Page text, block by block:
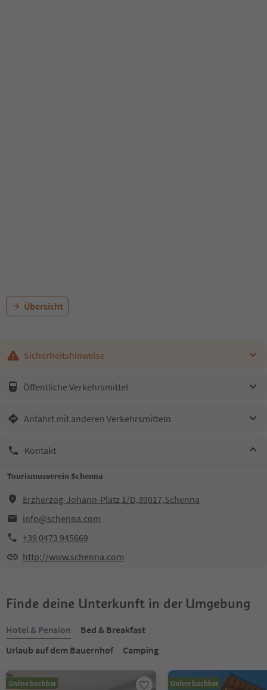
Übersicht
Sicherheitshinweise
Öffentliche Verkehrsmittel
Anfahrt mit anderen Verkehrsmitteln
Kontakt
Tourismusverein Schenna
Erzherzog-Johann-Platz 1/D,39017,Schenna
info@schenna.com
+39 0473 945669
http://www.schenna.com
Finde deine Unterkunft in der Umgebung
Hotel & Pension
Bed & Breakfast
Urlaub auf dem Bauernhof
Camping
Online buchbar Online buchbar